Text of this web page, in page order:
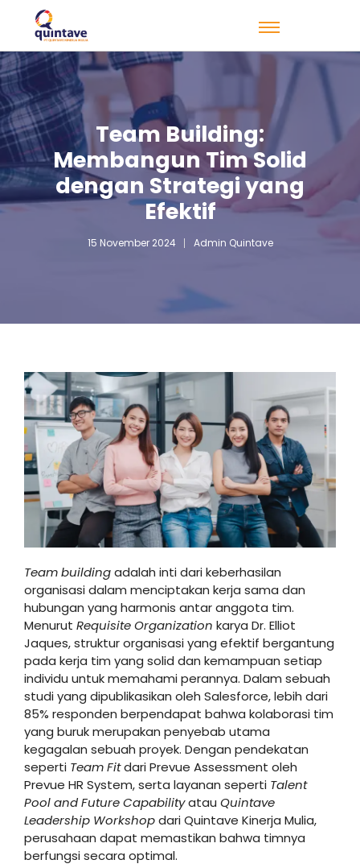
Team Building:
Membangun Tim Solid
dengan Strategi yang
Efektif
15 November 2024 Admin Quintave
Team buildingadalah inti dari keberhasilan
organisasi dalam menciptakan kerja sama dan
hubungan yang harmonis antar anggota tim.
Menurut Requisite Organization karya Dr. Elliot
Jaques, struktur organisasi yang efektif bergantung
pada kerja tim yang solid dan kemampuan setiap
individu untuk memahami perannya. Dalam sebuah
studi yang dipublikasikan oleh Salesforce, lebih dari
85% responden berpendapat bahwa kolaborasi tim
yang buruk merupakan penyebab utama
kegagalan sebuah proyek. Dengan pendekatan
seperti Team Fitdari Prevue Assessment oleh
Prevue HR System, serta layanan seperti Talent
Pool and Future Capabilityatau Quintave
Leadership Workshopdari Quintave Kinerja Mulia,
perusahaan dapat memastikan bahwa timnya
berfungsi secara optimal.